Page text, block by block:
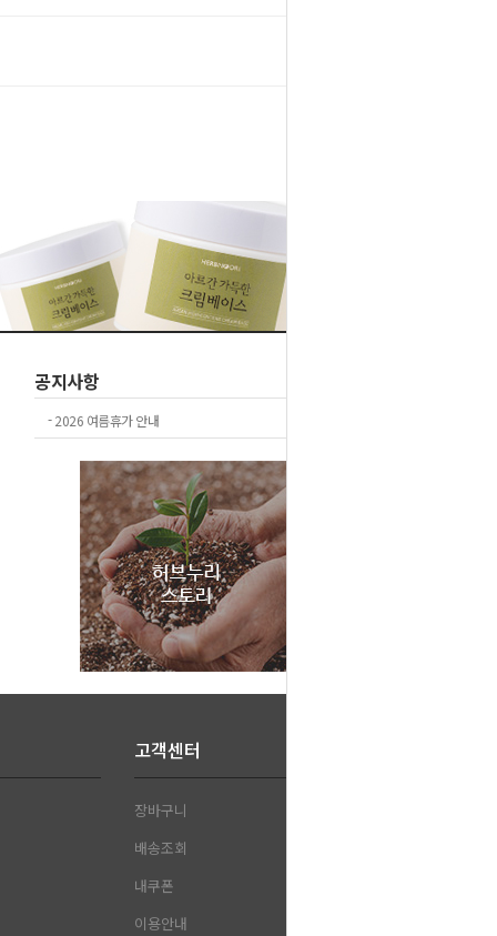
공지사항
-2026 여름휴가 안내
고객센터
장바구니
배송조회
내쿠폰
이용안내